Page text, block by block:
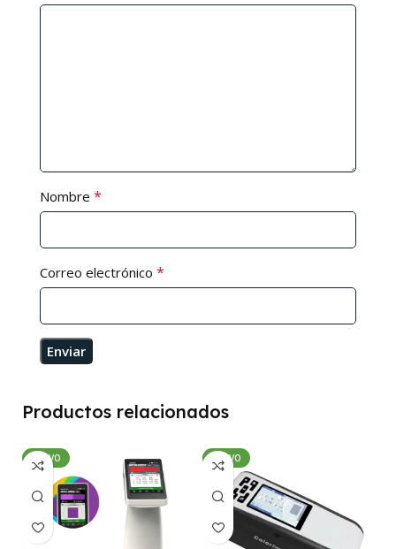
Nombre *
Correo electrónico *
Productos relacionados
NUEVO NUEVO